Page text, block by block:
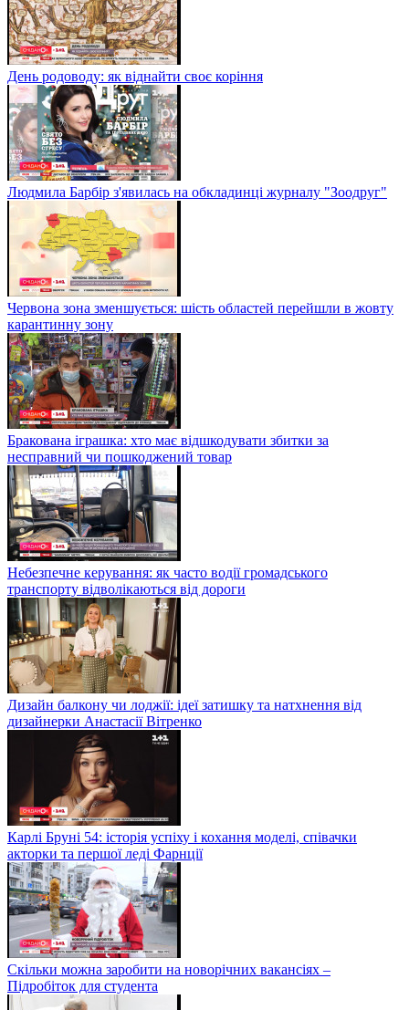
День родоводу: як віднайти своє коріння
Людмила Барбір з'явилась на обкладинці журналу "Зоодруг"
Червона зона зменшується: шість областей перейшли в жовту
карантинну зону
Бракована іграшка: хто має відшкодувати збитки за
несправний чи пошкоджений товар
Небезпечне керування: як часто водії громадського
транспорту відволікаються від дороги
Дизайн балкону чи лоджії: ідеї затишку та натхнення від
дизайнерки Анастасії Вітренко
Карлі Бруні 54: історія успіху і кохання моделі, співачки
акторки та першої леді Фарнції
Скільки можна заробити на новорічних вакансіях –
Підробіток для студента